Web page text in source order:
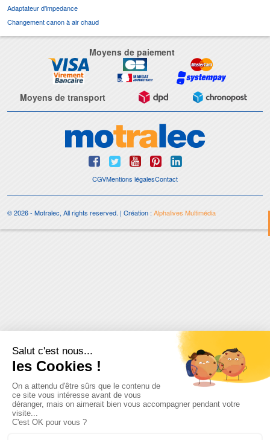
Adaptateur d'impedance
Changement canon à air chaud
Moyens de paiement
Moyens de transport
CGVMentions légalesContact
© 2026 - Motralec, All rights reserved. | Création :Alphalives Multimédia